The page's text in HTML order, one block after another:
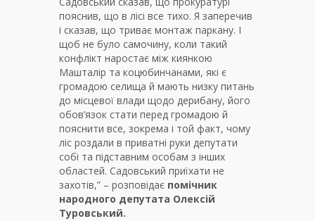
пояснив, що в лісі все тихо. Я заперечив
і сказав, що триває монтаж паркану. І
щоб не було самочину, коли такий
конфлікт наростає між киянкою
Машталір та коцюбинчанами, які є
громадою селища й мають низку питань
до місцевої влади щодо дерибану, його
обов’язок стати перед громадою й
пояснити все, зокрема і той факт, чому
ліс роздали в приватні руки депутати
собі та підставним особам з інших
областей. Садовський приїхати не
захотів,” – розповідає помічник
народного депутата Олексій
Туровський.